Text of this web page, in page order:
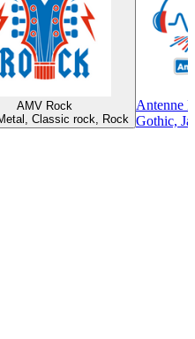
AMV Rock
Classic rock, Rock
Antenne
Gothic,